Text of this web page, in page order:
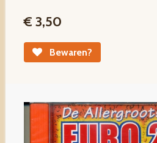
€ 3,50
Bewaren?